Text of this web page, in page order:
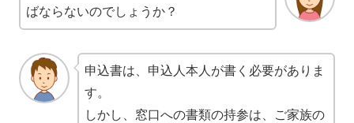
ばならないのでしょうか？
申込書は、申込人本人が書く必要がありま
す。
しかし、窓口への書類の持参は、ご家族の